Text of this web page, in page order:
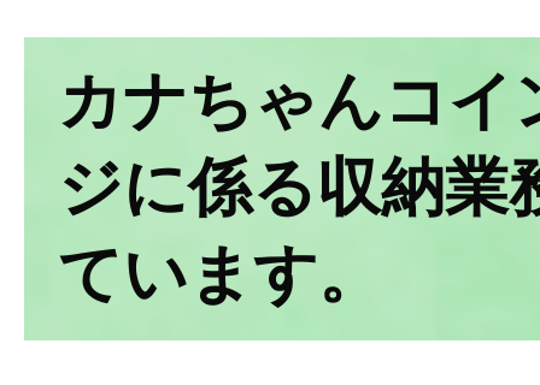
カナちゃんコイ
ジに係る収納業
ています。